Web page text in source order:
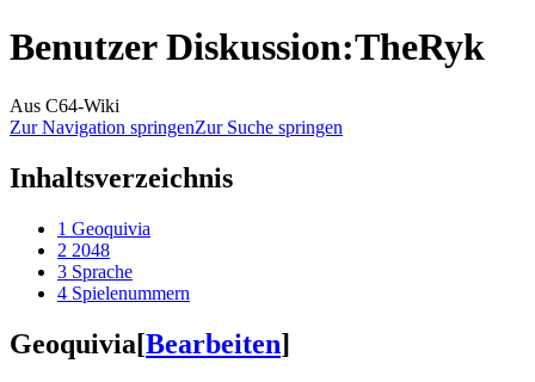
Benutzer Diskussion:TheRyk
Aus C64-Wiki
Zur Navigation springenZur Suche springen
Inhaltsverzeichnis
1 Geoquivia
2 2048
3 Sprache
4 Spielenummern
Geoquivia[Bearbeiten]